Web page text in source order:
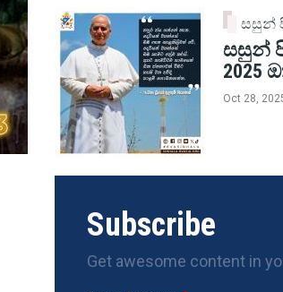
සසුන්
සසුන්
2025
Oct 28,
Subscribe
Get awesome content in